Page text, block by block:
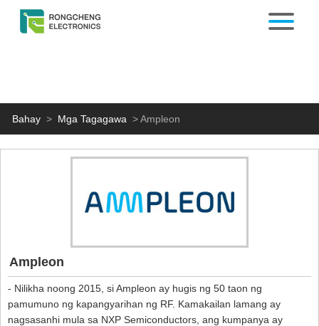
Bahay > Mga Tagagawa >Ampleon
Ampleon
- Nilikha noong 2015, si Ampleon ay hugis ng 50 taon ng
pamumuno ng kapangyarihan ng RF. Kamakailan lamang ay
nagsasanhi mula sa NXP Semiconductors, ang kumpanya ay